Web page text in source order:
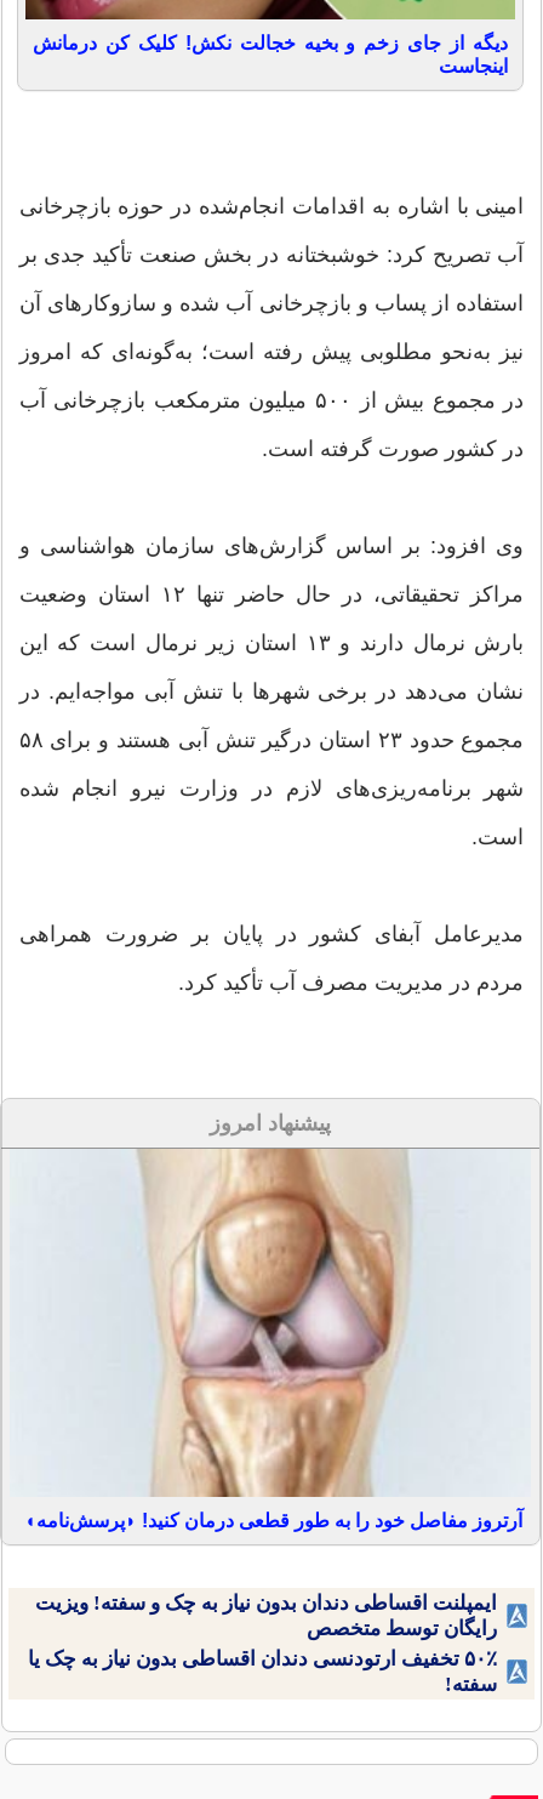
دیگه از جای زخم و بخیه خجالت نکش! کلیک کن درمانش
اینجاست
امینی با اشاره به اقدامات انجام‌شده در حوزه بازچرخانی
آب تصریح کرد: خوشبختانه در بخش صنعت تأکید جدی بر
استفاده از پساب و بازچرخانی آب شده و سازوکارهای آن
نیز به‌نحو مطلوبی پیش رفته است؛ به‌گونه‌ای که امروز
در مجموع بیش از ۵۰۰ میلیون مترمکعب بازچرخانی آب
در کشور صورت گرفته است.
وی افزود: بر اساس گزارش‌های سازمان هواشناسی و
مراکز تحقیقاتی، در حال حاضر تنها ۱۲ استان وضعیت
بارش نرمال دارند و ۱۳ استان زیر نرمال است که این
نشان می‌دهد در برخی شهرها با تنش آبی مواجه‌ایم. در
مجموع حدود ۲۳ استان درگیر تنش آبی هستند و برای ۵۸
شهر برنامه‌ریزی‌های لازم در وزارت نیرو انجام شده
است.
مدیرعامل آبفای کشور در پایان بر ضرورت همراهی
مردم در مدیریت مصرف آب تأکید کرد.
پیشنهاد امروز
آرتروز مفاصل خود را به طور قطعی درمان کنید! ◗پرسش‌نامه◖
ایمپلنت اقساطی دندان بدون نیاز به چک و سفته! ویزیت
رایگان توسط متخصص
۵۰٪ تخفیف ارتودنسی دندان اقساطی بدون نیاز به چک یا
سفته!